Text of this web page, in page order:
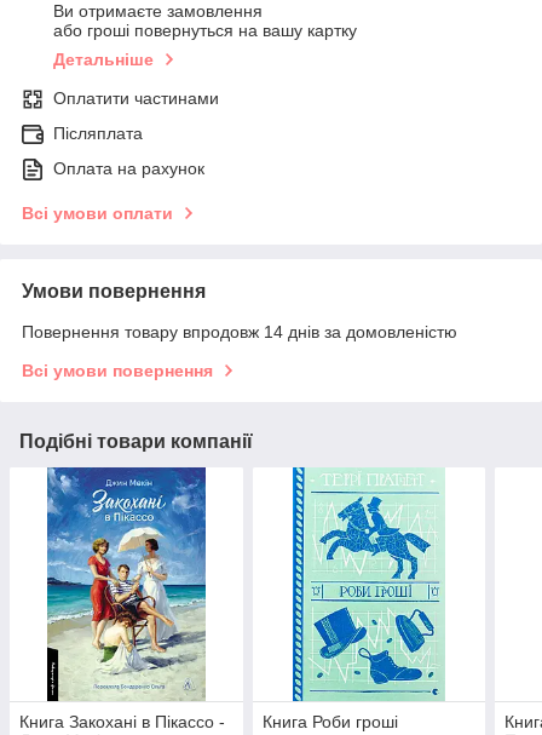
Ви отримаєте замовлення
або гроші повернуться на вашу картку
Детальніше
Оплатити частинами
Післяплата
Оплата на рахунок
Всі умови оплати
Умови повернення
Повернення товару впродовж 14 днів за домовленістю
Всі умови повернення
Подібні товари компанії
Книга Закохані в Пікассо -
Книга Роби гроші